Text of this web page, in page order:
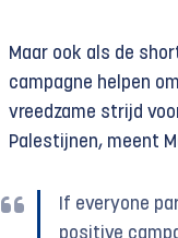
Maar ook als de
campagne helpen
vreedzame strijd
Palestijnen, meent
If everyone
positive